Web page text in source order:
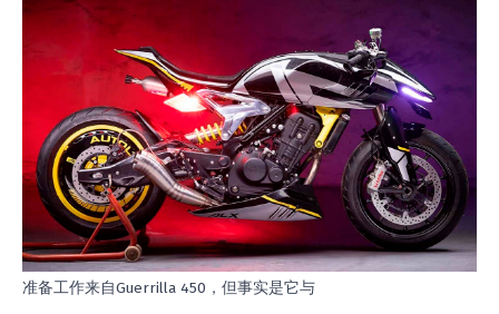
准备工作来自Guerrilla 450，但事实是它与